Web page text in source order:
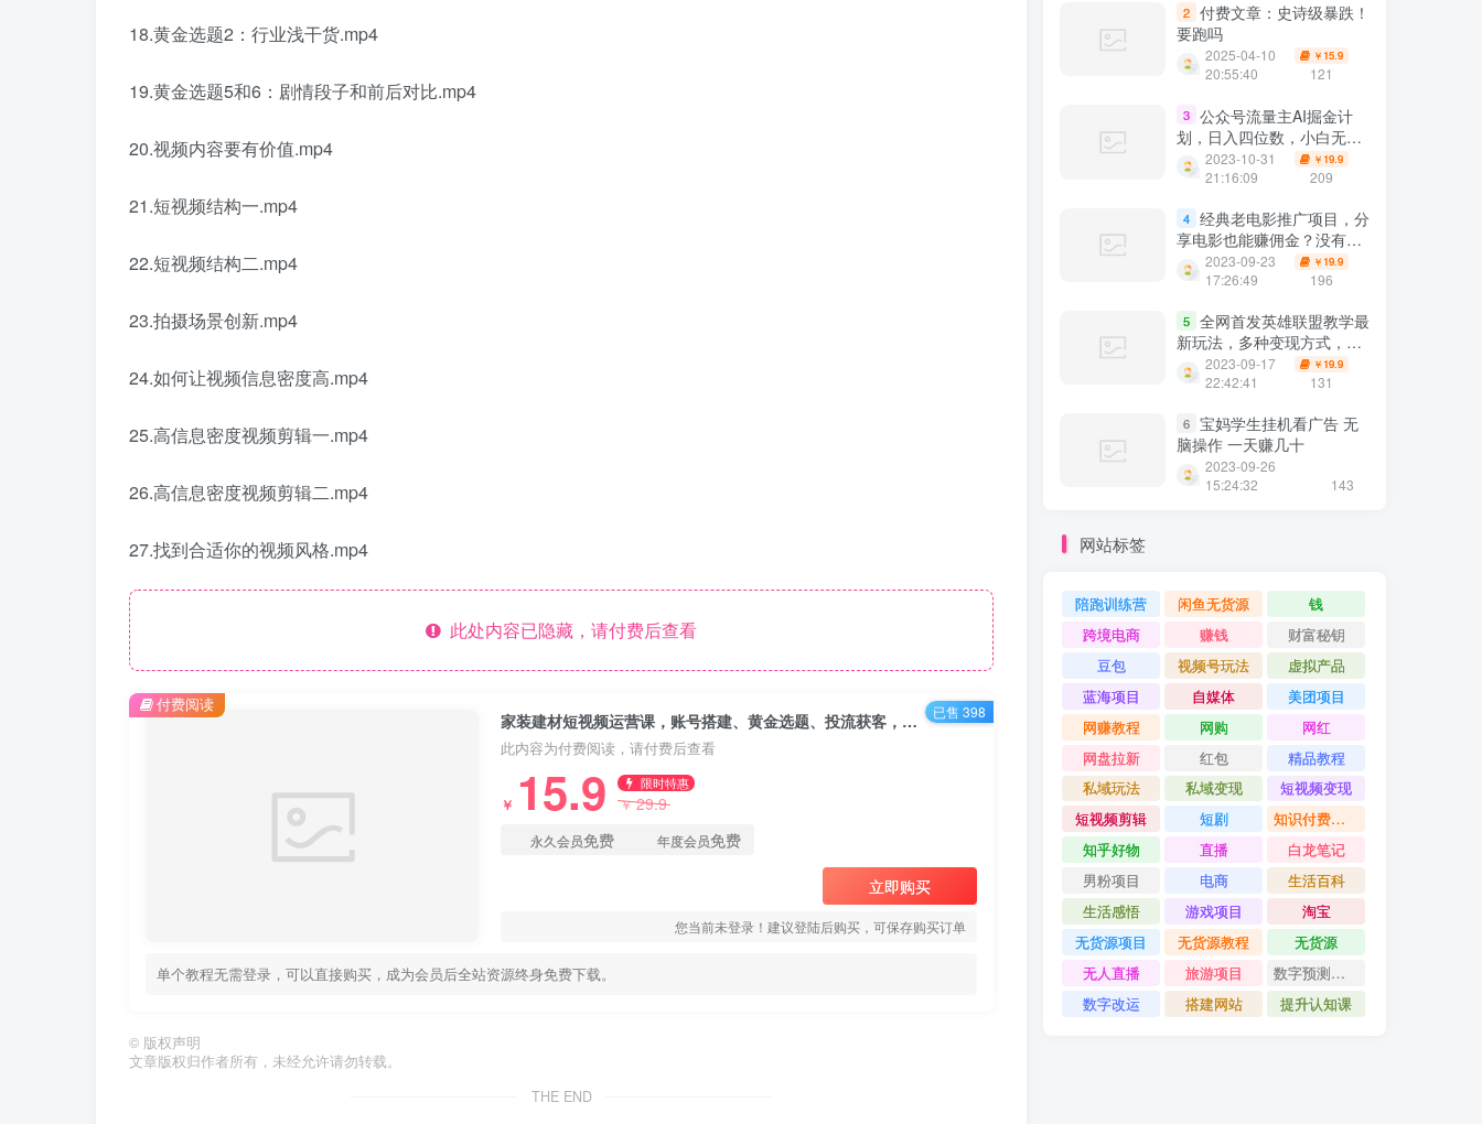
18.黄金选题2：行业浅干货.mp4
19.黄金选题5和6：剧情段子和前后对比.mp4
20.视频内容要有价值.mp4
21.短视频结构一.mp4
22.短视频结构二.mp4
23.拍摄场景创新.mp4
24.如何让视频信息密度高.mp4
25.高信息密度视频剪辑一.mp4
26.高信息密度视频剪辑二.mp4
27.找到合适你的视频风格.mp4
此处内容已隐藏，请付费后查看
家装建材短视频运营课，账号搭建、黄金选题、投流获客，系统破局，稳定产出高价值内容
此内容为付费阅读，请付费后查看
￥ 15.9 限时特惠
￥29.9
永久会员免费 年度会员免费
立即购买
您当前未登录！建议登陆后购买，可保存购买订单
单个教程无需登录，可以直接购买，成为会员后全站资源终身免费下载。
付费阅读 已售 398
© 版权声明
文章版权归作者所有，未经允许请勿转载。
THE END
2 付费文章：史诗级暴跌！
要跑吗
2025-04-10
20:55:40
￥ 15.9
121
3 公众号流量主AI掘金计
划，日入四位数，小白无脑
入局【揭秘】
2023-10-31
21:16:09
￥ 19.9
209
4 经典老电影推广项目，分
享电影也能赚佣金？没有任
何门槛，可批量操作！
2023-09-23
17:26:49
￥ 19.9
196
5 全网首发英雄联盟教学最
新玩法，多种变现方式，日
入1000+（附655G素材）
2023-09-17
22:42:41
￥ 19.9
131
6 宝妈学生挂机看广告 无
脑操作 一天赚几十
2023-09-26
15:24:32
143
网站标签
陪跑训练营 闲鱼无货源
钱
跨境电商
赚钱
财富秘钥
豆包
视频号玩法
虚拟产品
蓝海项目
自媒体
美团项目
网赚教程
网购
网红
网盘拉新
红包
精品教程
私域玩法
私域变现
短视频变现
短视频剪辑
短剧
知识付费项目
知乎好物
直播
白龙笔记
男粉项目
电商
生活百科
生活感悟
游戏项目
淘宝
无货源项目
无货源教程
无货源
无人直播
旅游项目
数字预测大师
数字改运
搭建网站 提升认知课